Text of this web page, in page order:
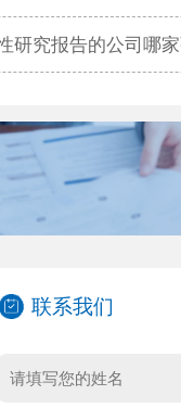
研究报告的公司哪
联系我们